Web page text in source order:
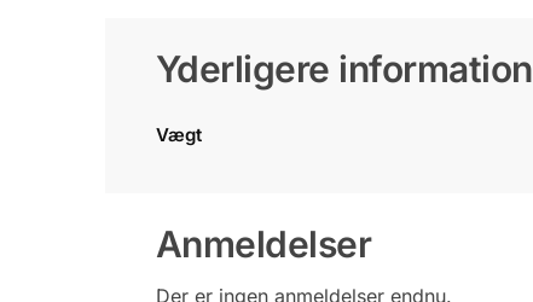
Yderligere information
Vægt
Anmeldelser
Der er ingen anmeldelser endnu.